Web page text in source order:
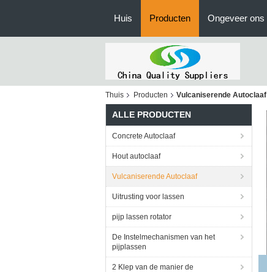
Huis Producten Ongeveer ons
Thuis Producten Vulcaniserende Autoclaaf
ALLE PRODUCTEN
Concrete Autoclaaf
Hout autoclaaf
Vulcaniserende Autoclaaf
Uitrusting voor lassen
pijp lassen rotator
De Instelmechanismen van het
pijplassen
2 Klep van de manier de